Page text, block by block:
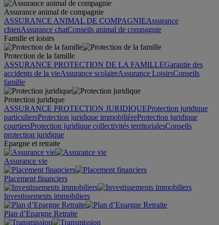
Assurance animal de compagnie
ASSURANCE ANIMAL DE COMPAGNIEAssurance
chienAssurance chatConseils animal de compagnie
Famille et loisirs
Protection de la famille
ASSURANCE PROTECTION DE LA FAMILLEGarantie des
accidents de la vieAssurance scolaireAssurance LoisirsConseils
famille
Protection juridique
ASSURANCE PROTECTION JURIDIQUEProtection juridique
particuliersProtection juridique immobilièreProtection juridique
courtiersProtection juridique collectivités territorialesConseils
protection juridique
Epargne et retraite
Assurance vie
Placement financiers
Investissements immobiliers
Plan d’Epargne Retraite